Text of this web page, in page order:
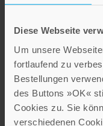
Diese Webseite
Um unsere
fortlaufend zu
Bestellungen
des Buttons »OK«
Cookies zu. Sie
verschiedenen
Hilf mir, wenn ich
bin